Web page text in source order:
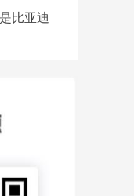
比亚迪